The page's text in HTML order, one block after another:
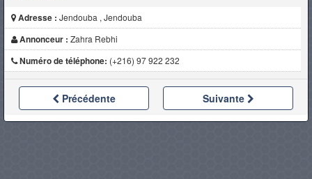
Adresse : Jendouba , Jendouba
Annonceur : Zahra Rebhi
Numéro de téléphone: (+216) 97 922 232
Précédente Suivante